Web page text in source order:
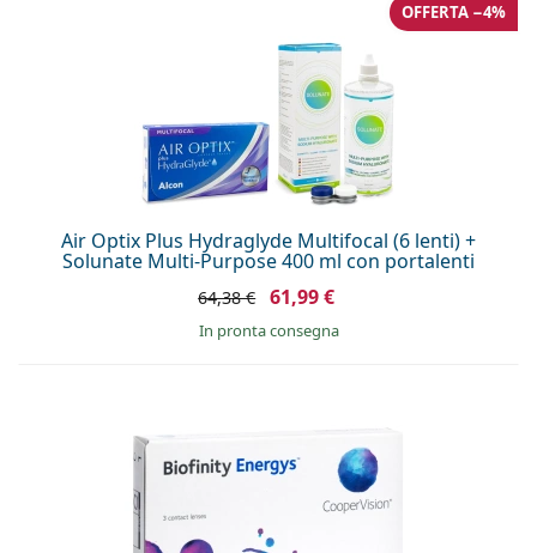
Air Optix Plus Hydraglyde Multifocal (6 lenti) +
Solunate Multi-Purpose 400 ml con portalenti
OFFERTA −4%
64,38 € 61,99 €
in pronta consegna